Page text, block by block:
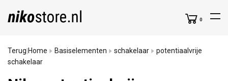
0
Terug Home Basiselementen schakelaar
potentiaalvrije
schakelaar